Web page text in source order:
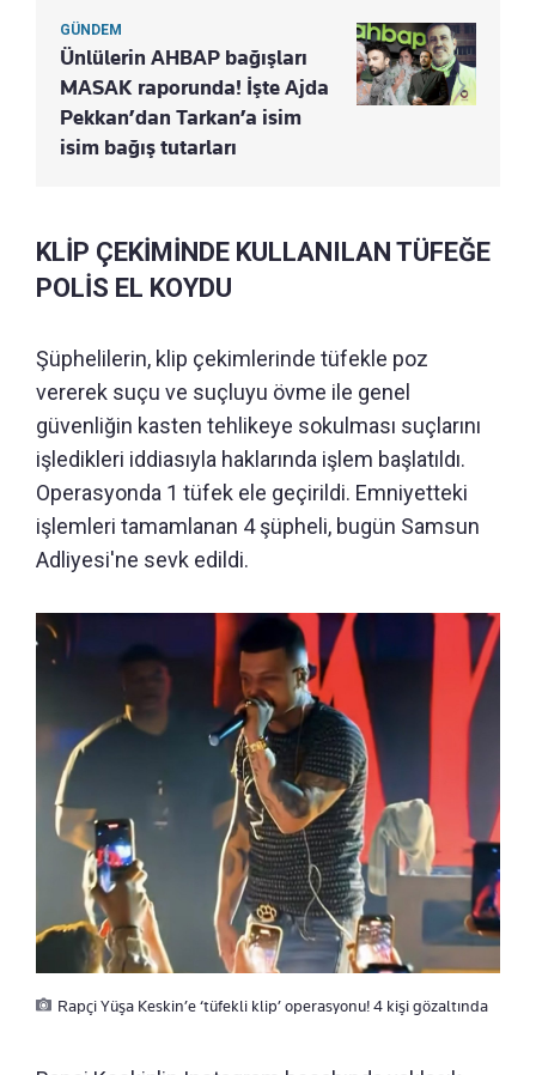
GÜNDEM
Ünlülerin AHBAP bağışları
MASAK raporunda! İşte Ajda
Pekkan’dan Tarkan’a isim
isim bağış tutarları
KLİP ÇEKİMİNDE KULLANILAN TÜFEĞE
POLİS EL KOYDU
Şüphelilerin, klip çekimlerinde tüfekle poz
vererek suçu ve suçluyu övme ile genel
güvenliğin kasten tehlikeye sokulması suçlarını
işledikleri iddiasıyla haklarında işlem başlatıldı.
Operasyonda 1 tüfek ele geçirildi. Emniyetteki
işlemleri tamamlanan 4 şüpheli, bugün Samsun
Adliyesi'ne sevk edildi.
Rapçi Yüşa Keskin’e ‘tüfekli klip’ operasyonu! 4 kişi gözaltında